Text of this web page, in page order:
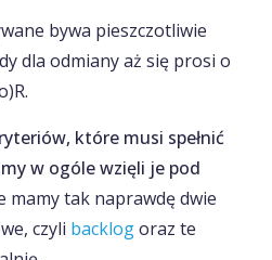
bywa pieszczotliwie
dla odmiany aż się prosi o
które musi spełnić
w ogóle wzięli je pod
mamy tak naprawdę dwie
czyli backlogoraz te